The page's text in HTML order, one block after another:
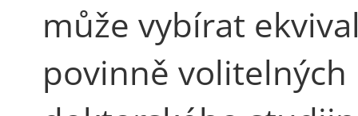
může vybírat
povinně